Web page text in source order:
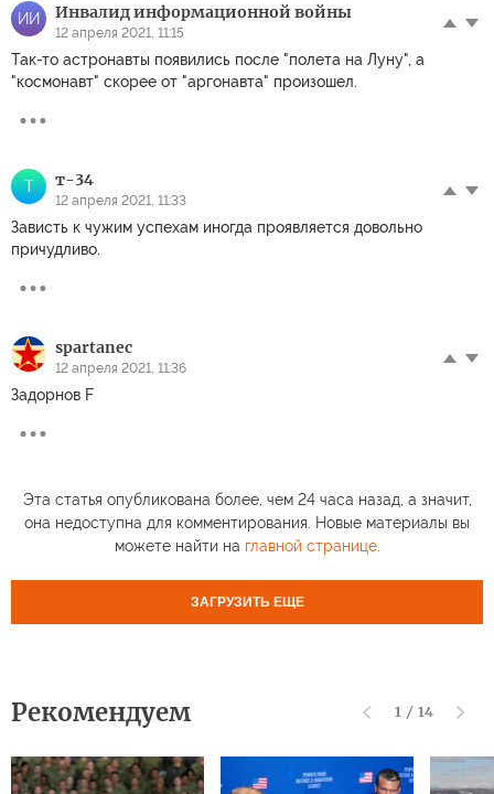
ИИ Инвалид информационной войны
12 апреля 2021, 11:15
Так-то астронавты появились после "полета на Луну", а
"космонавт" скорее от "аргонавта" произошел.
Т т-34
12 апреля 2021, 11:33
Зависть к чужим успехам иногда проявляется довольно
причудливо.
spartanec
12 апреля 2021, 11:36
Задорнов F
Эта статья опубликована более, чем 24 часа назад, а значит,
она недоступна для комментирования. Новые материалы вы
можете найти на главной странице.
ЗАГРУЗИТЬ ЕЩЕ
Рекомендуем 1 / 14